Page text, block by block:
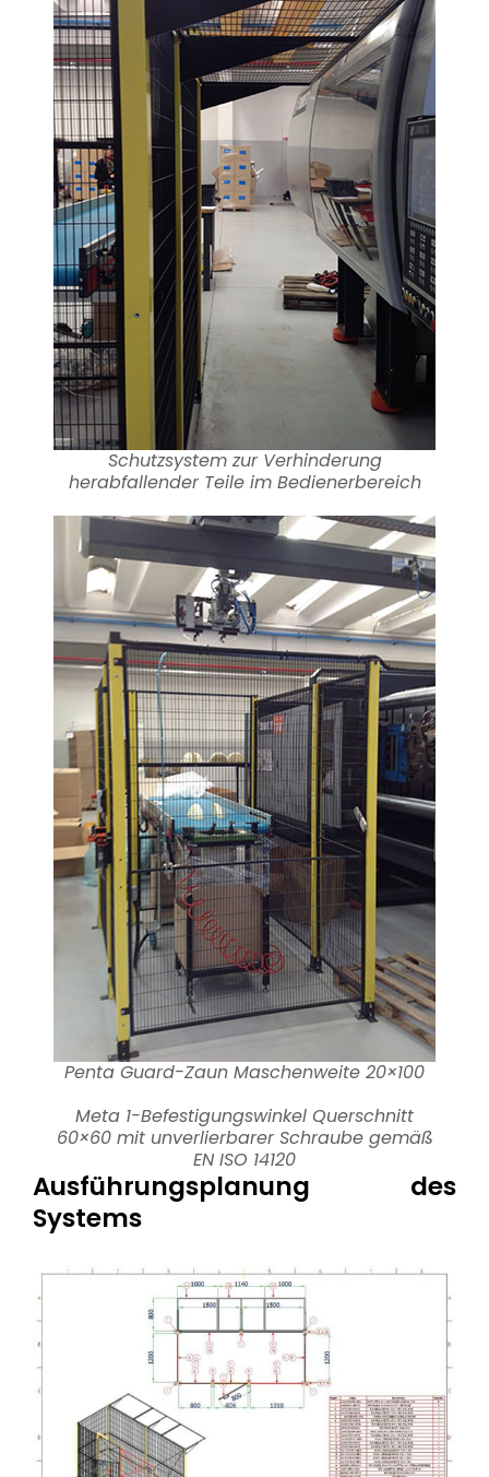
Schutzsystem zur Verhinderung
herabfallender Teile im Bedienerbereich
Penta Guard-Zaun Maschenweite 20×100
Meta 1-Befestigungswinkel Querschnitt
60×60 mit unverlierbarer Schraube gemäß
EN ISO 14120
Ausführungsplanung des
Systems